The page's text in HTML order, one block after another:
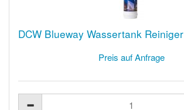
DCW Blueway Wassertank Reiniger
Preis auf Anfrage